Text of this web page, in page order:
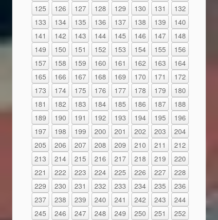
125
126 127 128 129 130 131
132
133
134 135 136 137 138 139
140
141
142 143 144 145 146 147
148
149
150 151 152 153 154 155
156
157
158 159 160 161 162 163
164
165
166 167 168 169 170 171
172
173
174 175 176 177 178 179
180
181
182 183 184 185 186 187
188
189
190 191 192 193 194 195
196
197
198 199 200 201 202 203
204
205
206 207 208 209 210 211
212
213
214 215 216 217 218 219
220
221
222 223 224 225 226 227
228
229
230 231 232 233 234 235
236
237
238 239 240 241 242 243
244
245
246 247 248 249 250 251
252